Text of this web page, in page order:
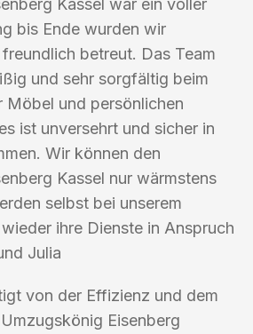
Kassel war ein voller
bis Ende wurden wir
betreut. Das Team
und sehr sorgfältig beim
Möbel und persönlichen
ist unversehrt und sicher in
Wir können den
Kassel nur wärmstens
selbst bei unserem
ihre Dienste in Anspruch
Julia
von der Effizienz und dem
Eisenberg